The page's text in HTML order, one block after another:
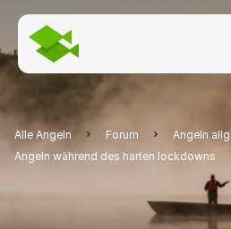
Alle Angeln Forum
Angeln
Angeln während des harten lockdowns